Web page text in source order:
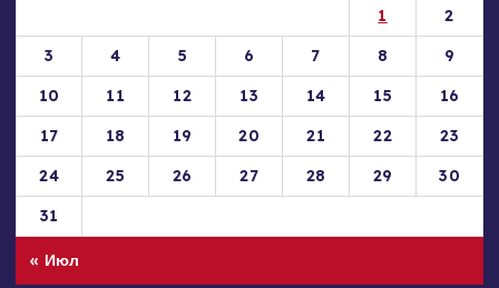
Сб
Вс
1
2
3
4 5 6 7 8
9
10
11 12 13 14 15
16
17
18 19 20 21 22
23
24
31